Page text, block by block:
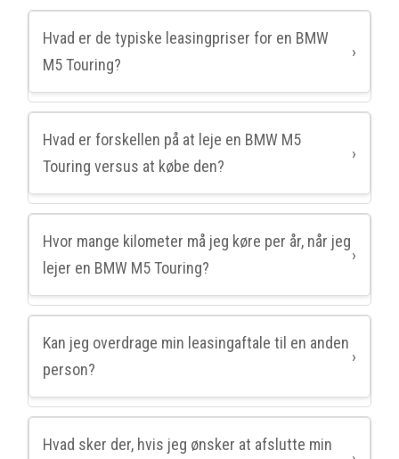
Hvad er de typiske leasingpriser for en BMW
M5 Touring?
›
Hvad er forskellen på at leje en BMW M5
Touring versus at købe den?
›
Hvor mange kilometer må jeg køre per år, når jeg
lejer en BMW M5 Touring?
›
Kan jeg overdrage min leasingaftale til en anden
person?
›
Hvad sker der, hvis jeg ønsker at afslutte min